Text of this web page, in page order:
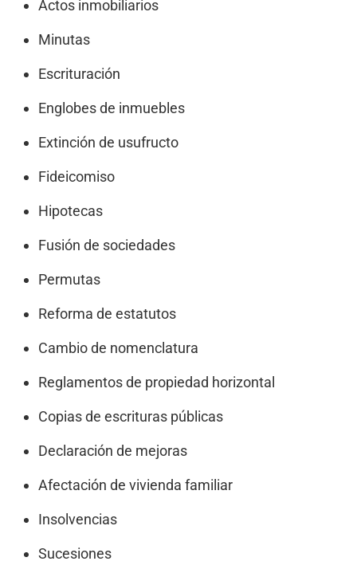
Actos inmobiliarios
Minutas
Escrituración
Englobes de inmuebles
Extinción de usufructo
Fideicomiso
Hipotecas
Fusión de sociedades
Permutas
Reforma de estatutos
Cambio de nomenclatura
Reglamentos de propiedad horizontal
Copias de escrituras públicas
Declaración de mejoras
Afectación de vivienda familiar
Insolvencias
Sucesiones